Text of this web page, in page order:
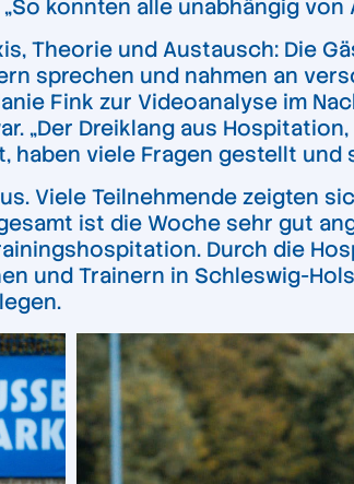
konnten alle unabhängig
Theorie und Austausch: Die
sprechen und nahmen an
Fink zur Videoanalyse im
„Der Dreiklang aus
haben viele Fragen gestellt und
Viele Teilnehmende zeigten
ist die Woche sehr gut
Durch die
und Trainern in Schleswig-